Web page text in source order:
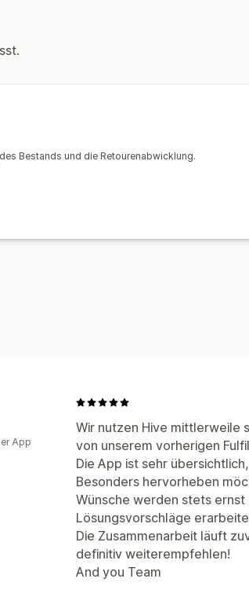
Analysen
Bestands und die Retourenabwicklung.
Wir nutzen Hive mittlerweile
von unserem vorherigen
Die App ist sehr
Besonders hervorheben
Wünsche werden stets
Lösungsvorschläge
Die Zusammenarbeit läuft
definitiv weiterempfehlen!
And you Team
App